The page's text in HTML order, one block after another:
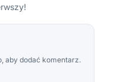
aby dodać komentarz.